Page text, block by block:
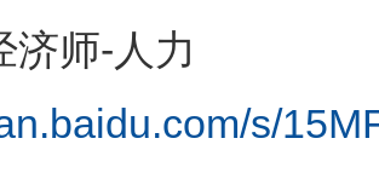
济师-人力
s/